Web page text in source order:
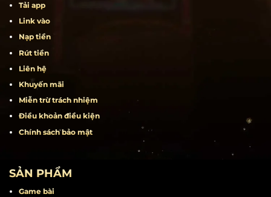
Tải app
Link vào
Nạp tiền
Rút tiền
Liên hệ
Khuyến mãi
Miễn trừ trách nhiệm
Điều khoản điều kiện
Chính sách bảo mật
SẢN PHẨM
Game bài